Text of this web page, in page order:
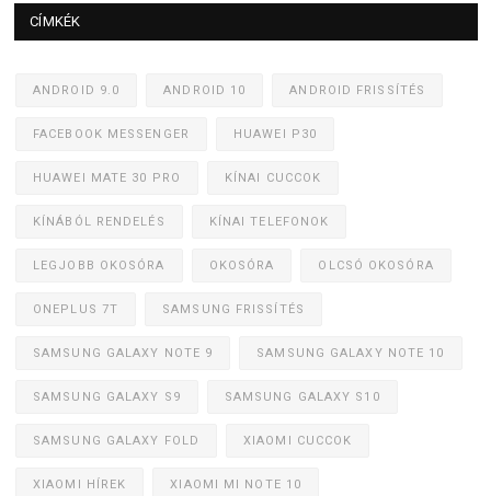
CÍMKÉK
ANDROID 9.0 ANDROID 10 ANDROID FRISSÍTÉS
FACEBOOK MESSENGER HUAWEI P30
HUAWEI MATE 30 PRO KÍNAI CUCCOK
KÍNÁBÓL RENDELÉS KÍNAI TELEFONOK
LEGJOBB OKOSÓRA OKOSÓRA OLCSÓ OKOSÓRA
ONEPLUS 7T SAMSUNG FRISSÍTÉS
SAMSUNG GALAXY NOTE 9 SAMSUNG GALAXY NOTE 10
SAMSUNG GALAXY S9 SAMSUNG GALAXY S10
SAMSUNG GALAXY FOLD XIAOMI CUCCOK
XIAOMI HÍREK XIAOMI MI NOTE 10